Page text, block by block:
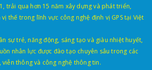
trải qua hơn 15 năm xây dựng và phát triển,
thế trong lĩnh vực công nghệ định vị GPS tại Việt
sự trẻ, năng động, sáng tạo và giàu nhiệt huyết,
nhân lực được đào tạo chuyên sâu trong các
viễn thông và công nghệ thông tin.